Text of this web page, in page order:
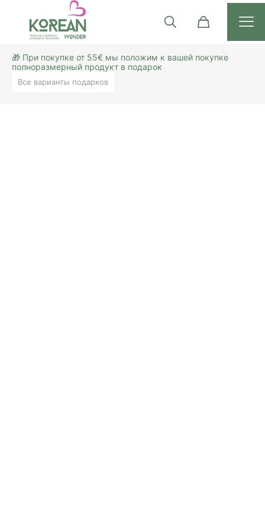
🎁 При покупке от 55€ мы положим к вашей покупке
полноразмерный продукт в подарок
Все варианты подарков